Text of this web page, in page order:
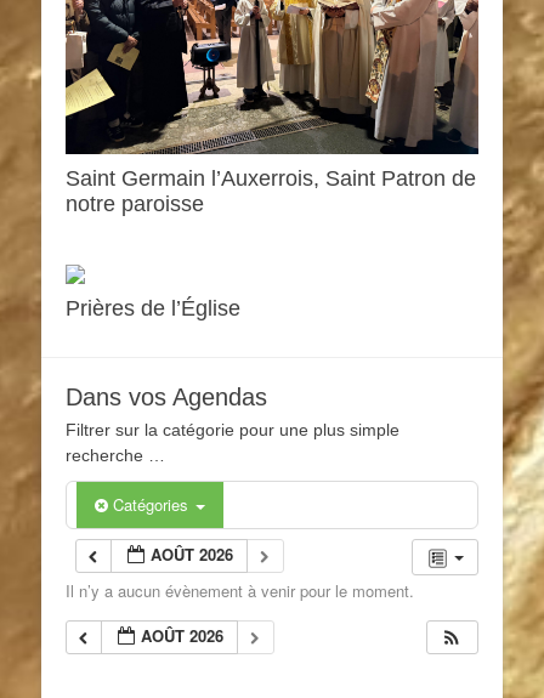
Saint Germain l’Auxerrois, Saint Patron de
notre paroisse
Prières de l’Église
Dans vos Agendas
Filtrer sur la catégorie pour une plus simple
recherche …
Catégories
AOÛT 2026
Il n’y a aucun évènement à venir pour le moment.
AOÛT 2026